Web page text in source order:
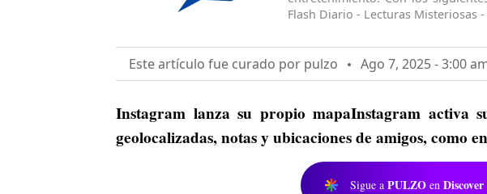
Flash Diario - Lecturas Misteriosas
Este artículo fue curado por pulzo Ago 7, 2025 - 3:00
Instagram lanza su propio mapaInstagram activa
geolocalizadas, notas y ubicaciones de amigos, como
Sigue a PULZO en Discover